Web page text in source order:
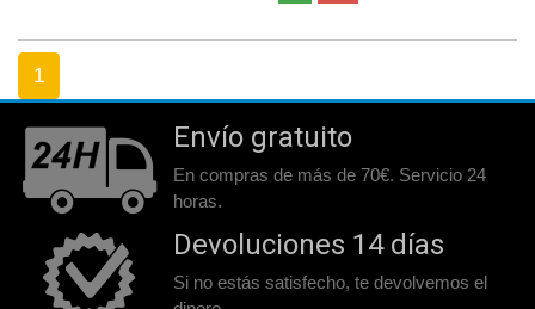
1
Envío gratuito
En compras de más de 70€. Servicio 24
horas.
Devoluciones 14 días
Si no estás satisfecho, te devolvemos el